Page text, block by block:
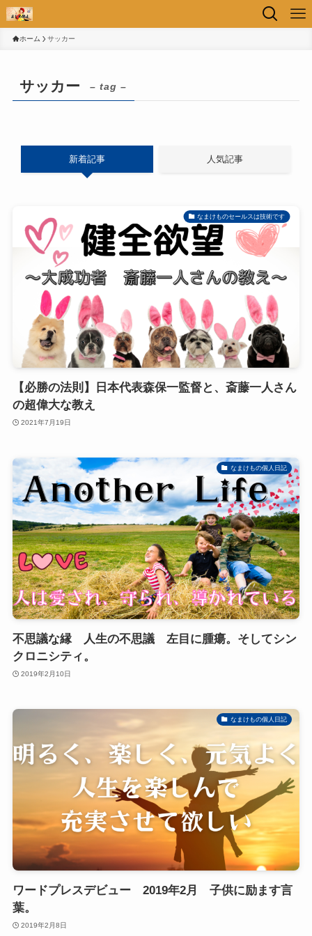
ホーム サッカー
サッカー – tag –
新着記事 人気記事
なまけものセールスは技術です
【必勝の法則】日本代表森保一監督と、斎藤一人さん
の超偉大な教え
2021年7月19日
なまけもの個人日記
不思議な縁 人生の不思議 左目に腫瘍。そしてシン
クロニシティ。
2019年2月10日
なまけもの個人日記
ワードプレスデビュー 2019年2月 子供に励ます言
葉。
2019年2月8日